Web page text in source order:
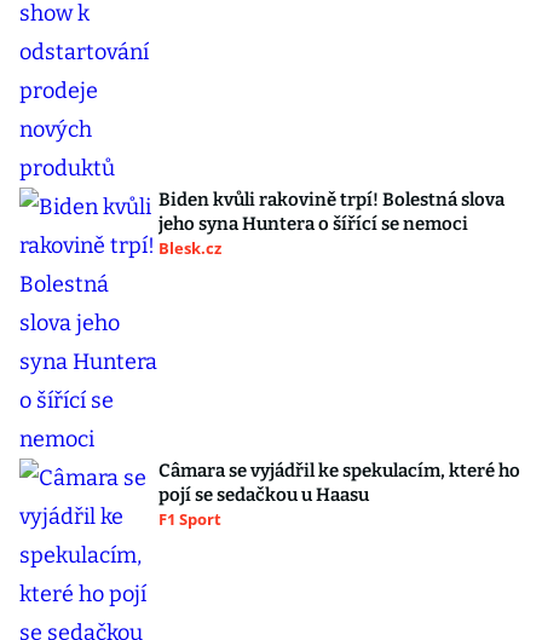
Biden kvůli rakovině trpí! Bolestná slova
jeho syna Huntera o šířící se nemoci
Blesk.cz
Câmara se vyjádřil ke spekulacím, které ho
pojí se sedačkou u Haasu
F1 Sport